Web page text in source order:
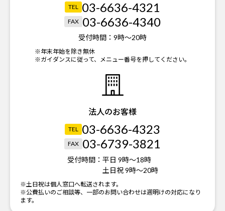
TEL 03-6636-4321
FAX 03-6636-4340
受付時間： 9時～20時
※年末年始を除き無休
※ガイダンスに従って、メニュー番号を押してください。
法人のお客様
TEL 03-6636-4323
FAX 03-6739-3821
受付時間： 平日 9時～18時
土日祝 9時～20時
※土日祝は個人窓口へ転送されます。
※公費払いのご相談等、一部のお問い合わせは週明けの対応になり
ます。